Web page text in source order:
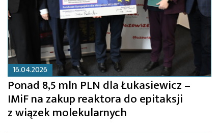
16.04.2026
Ponad 8,5 mln PLN dla Łukasiewicz –
IMiF na zakup reaktora do epitaksji
z wiązek molekularnych